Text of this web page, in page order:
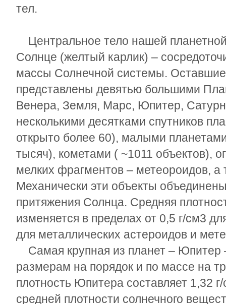
тел.
Центральное тело нашей
Солнце (желтый карлик) –
массы Солнечной системы.
представлены девятью большими
Венера, Земля, Марс, Юпитер,
несколькими десятками спутников
открыто более 60), малыми
тысяч), кометами ( ~1011 объектов),
мелких фрагментов – метеороидов, а
Механически эти объекты
притяжения Солнца. Средняя
изменяется в пределах от 0,5 г/см3
для металлических астероидов и
Самая крупная из планет –
размерам на порядок и по массе на
плотность Юпитера составляет 1,32
средней плотности солнечного